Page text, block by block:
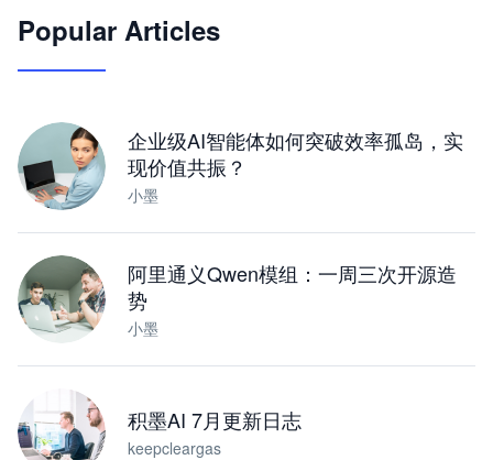
JimoClaw 桌面 AI Agent 工作台
Popular Articles
企业级AI智能体如何突破效率孤岛，实
现价值共振？
小墨
阿里通义Qwen模组：一周三次开源造
势
小墨
积墨AI 7月更新日志
keepcleargas